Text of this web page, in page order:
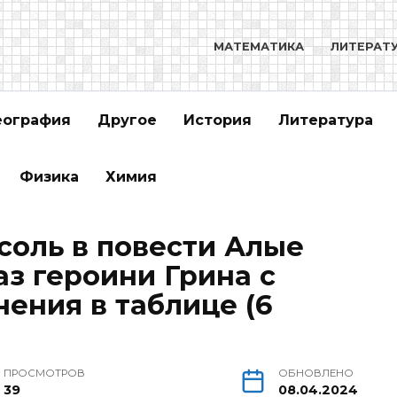
МАТЕМАТИКА
Другое История Литература
Физика Химия
в повести Алые
героини Грина с
в таблице (6
ПРОСМОТРОВ
39
ОБНОВЛЕНО
08.04.2024